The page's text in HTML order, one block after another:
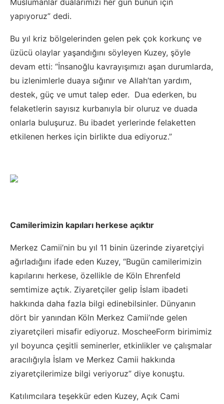
Müslümanlar dualarımızı her gün bunun için
yapıyoruz” dedi.
Bu yıl kriz bölgelerinden gelen pek çok korkunç ve
üzücü olaylar yaşandığını söyleyen Kuzey, şöyle
devam etti: “İnsanoğlu kavrayışımızı aşan durumlarda,
bu izlenimlerle duaya sığınır ve Allah’tan yardım,
destek, güç ve umut talep eder. Dua ederken, bu
felaketlerin sayısız kurbanıyla bir oluruz ve duada
onlarla buluşuruz. Bu ibadet yerlerinde felaketten
etkilenen herkes için birlikte dua ediyoruz.”
Camilerimizin kapıları herkese açıktır
Merkez Camii’nin bu yıl 11 binin üzerinde ziyaretçiyi
ağırladığını ifade eden Kuzey, “Bugün camilerimizin
kapılarını herkese, özellikle de Köln Ehrenfeld
semtimize açtık. Ziyaretçiler gelip İslam ibadeti
hakkında daha fazla bilgi edinebilsinler. Dünyanın
dört bir yanından Köln Merkez Camii’nde gelen
ziyaretçileri misafir ediyoruz. MoscheeForm birimimiz
yıl boyunca çeşitli seminerler, etkinlikler ve çalışmalar
aracılığıyla İslam ve Merkez Camii hakkında
ziyaretçilerimize bilgi veriyoruz” diye konuştu.
Katılımcılara teşekkür eden Kuzey, Açık Cami